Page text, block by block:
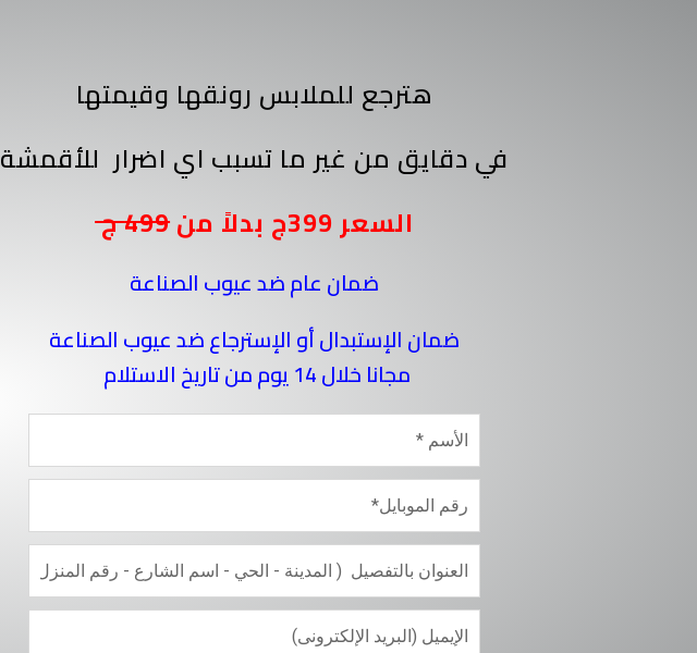
هترجع للملابس رونقها وقيمتها
في دقايق من غير ما تسبب اي اضرار للأقمشة
السعر 399ج بدلاً من
499 ج
ضمان عام ضد عيوب الصناعة
ضمان الإستبدال أو الإسترجاع ضد عيوب الصناعة
مجانا خلال 14 يوم من تاريخ الاستلام